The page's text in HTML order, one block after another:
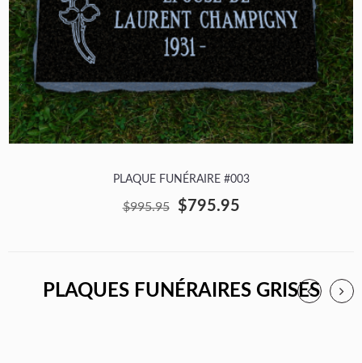
PLAQUE FUNÉRAIRE #003
$995.95 $795.95
PLAQUES FUNÉRAIRES GRISES